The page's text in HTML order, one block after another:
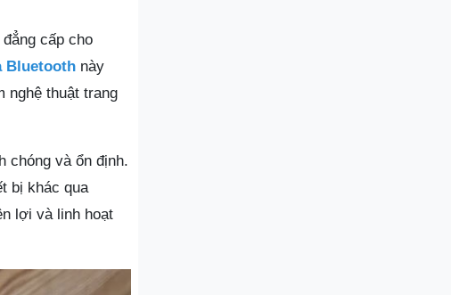
cấp cho
Bluetooth này
nghệ thuật trang
chóng và ổn định.
bị khác qua
lợi và linh hoạt